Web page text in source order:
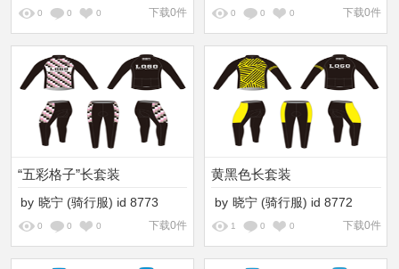
0 0 0 下载0件 0 0 0 下载0件
“五彩格子”长套装
by 晓宁 (骑行服) id 8773
0 0 0 下载0件
黄黑色长套装
by 晓宁 (骑行服) id 8772
1 0 0 下载0件